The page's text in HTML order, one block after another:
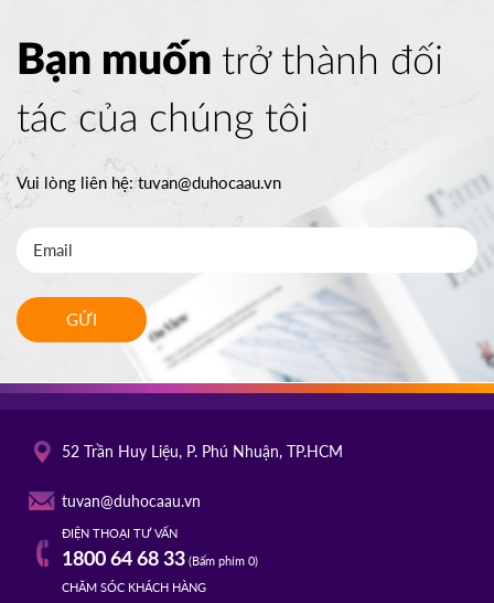
Bạn muốn trở thành đối
tác của chúng tôi
Vui lòng liên hệ: tuvan@duhocaau.vn
GỬI
52 Trần Huy Liệu, P. Phú Nhuận, TP.HCM
tuvan@duhocaau.vn
ĐIỆN THOẠI TƯ VẤN
1800 64 68 33(Bấm phím 0)
CHĂM SÓC KHÁCH HÀNG